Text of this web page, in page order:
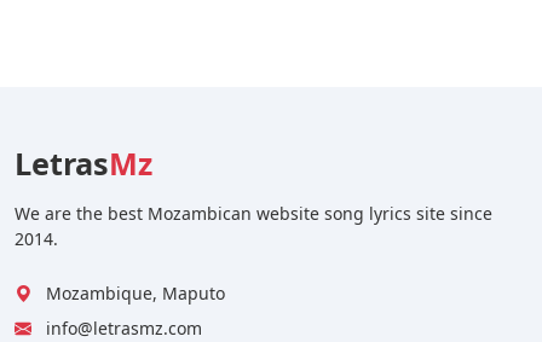
LetrasMz
We are the best Mozambican website song lyrics site since
2014.
Mozambique, Maputo
info@letrasmz.com